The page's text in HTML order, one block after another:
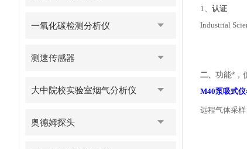
一氧化碳检测分析仪
测速传感器
大中院校实验室烟气分析仪
奥德姆探头
1、 认证
Industrial
二、 功能*，
M40泵吸式
远程气体采